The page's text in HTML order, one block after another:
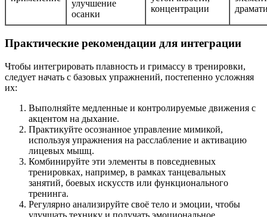
улучшение
осанки
концентрации
Практические рекомендации для интеграции
Чтобы интегрировать плавность и гримассу в тренировки,
следует начать с базовых упражнений, постепенно усложняя
их:
Выполняйте медленные и контролируемые движения с
акцентом на дыхание.
Практикуйте осознанное управление мимикой,
используя упражнения на расслабление и активацию
лицевых мышц.
Комбинируйте эти элементы в повседневных
тренировках, например, в рамках танцевальных
занятий, боевых искусств или функционального
тренинга.
Регулярно анализируйте своё тело и эмоции, чтобы
улучшать технику и получать эмоциональное